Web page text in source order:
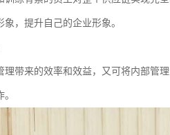
，提升自己的企业形象。
带来的效率和效益，又可将内部管